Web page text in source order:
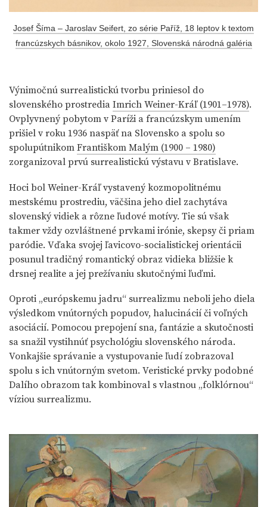
Josef Šíma – Jaroslav Seifert, zo série Paříž, 18 leptov k textom
francúzskych básnikov, okolo 1927, Slovenská národná galéria
Výnimočnú surrealistickú tvorbu priniesol do
slovenského prostredia Imrich Weiner-Kráľ (1901–1978).
Ovplyvnený pobytom v Paríži a francúzskym umením
prišiel v roku 1936 naspäť na Slovensko a spolu so
spolupútnikom Františkom Malým (1900 – 1980)
zorganizoval prvú surrealistickú výstavu v Bratislave.
Hoci bol Weiner-Kráľ vystavený kozmopolitnému
mestskému prostrediu, väčšina jeho diel zachytáva
slovenský vidiek a rôzne ľudové motívy. Tie sú však
takmer vždy ozvláštnené prvkami irónie, skepsy či priam
paródie. Vďaka svojej ľavicovo-socialistickej orientácii
posunul tradičný romantický obraz vidieka bližšie k
drsnej realite a jej prežívaniu skutočnými ľuďmi.
Oproti „európskemu jadru“ surrealizmu neboli jeho diela
výsledkom vnútorných popudov, halucinácií či voľných
asociácií. Pomocou prepojení sna, fantázie a skutočnosti
sa snažil vystihnúť psychológiu slovenského národa.
Vonkajšie správanie a vystupovanie ľudí zobrazoval
spolu s ich vnútorným svetom. Veristické prvky podobné
Dalího obrazom tak kombinoval s vlastnou „folklórnou“
víziou surrealizmu.